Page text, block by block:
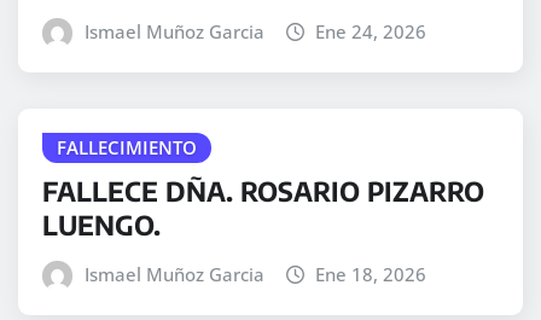
Ismael Muñoz Garcia Ene 24, 2026
FALLECIMIENTO
FALLECE DÑA. ROSARIO PIZARRO
LUENGO.
Ismael Muñoz Garcia Ene 18, 2026